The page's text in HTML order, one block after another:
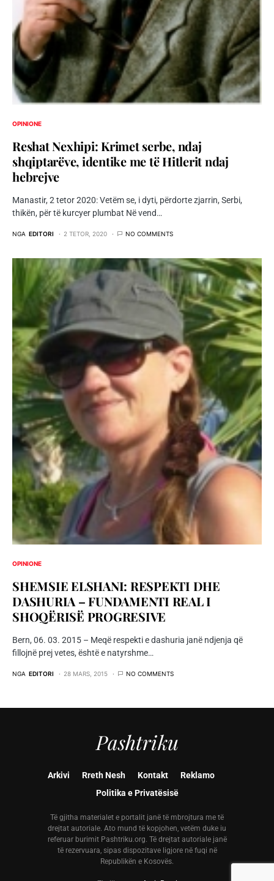
OPINIONE
Reshat Nexhipi: Krimet serbe, ndaj
shqiptarëve, identike me të Hitlerit ndaj
hebrejve
Manastir, 2 tetor 2020: Vetëm se, i dyti, përdorte zjarrin, Serbi,
thikën, për të kurcyer plumbat Në vend…
NGA EDITORI 2 TETOR, 2020 NO COMMENTS
OPINIONE
SHEMSIE ELSHANI: RESPEKTI DHE
DASHURIA – FUNDAMENTI REAL I
SHOQËRISË PROGRESIVE
Bern, 06. 03. 2015 – Meqë respekti e dashuria janë ndjenja që
fillojnë prej vetes, është e natyrshme…
NGA EDITORI 28 MARS, 2015 NO COMMENTS
Pashtriku
Arkivi Rreth Nesh Kontakt
Reklamo
Politika e Privatësisë
Të gjitha materialet e portalit janë të mbrojtura me të
drejtat autoriale. Ato mund të kopjohen, vetëm duke iu
referuar burimit Pashtriku.org. Të drejtat autoriale janë
të rezervuara, sipas dispozitave ligjore në fuqi në
Republikën e Kosovës.